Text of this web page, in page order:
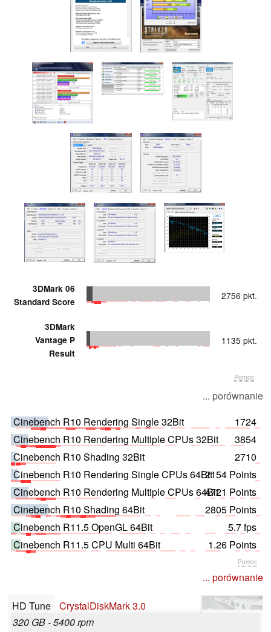
3DMark 06
Standard Score
2756 pkt.
3DMark
Vantage P
Result
1135 pkt.
Pomoc
... porównanie
Cinebench R10 Rendering Single 32Bit
1724
Cinebench R10 Rendering Multiple CPUs 32Bit
3854
Cinebench R10 Shading 32Bit
2710
Cinebench R10 Rendering Single CPUs 64Bit2154 Points
Cinebench R10 Rendering Multiple CPUs 64Bit4721 Points
Cinebench R10 Shading 64Bit
2805 Points
Cinebench R11.5 OpenGL 64Bit
5.7 fps
Cinebench R11.5 CPU Multi 64Bit
1.26 Points
Pomoc
... porównanie
HD Tune
CrystalDiskMark 3.0
320 GB - 5400 rpm